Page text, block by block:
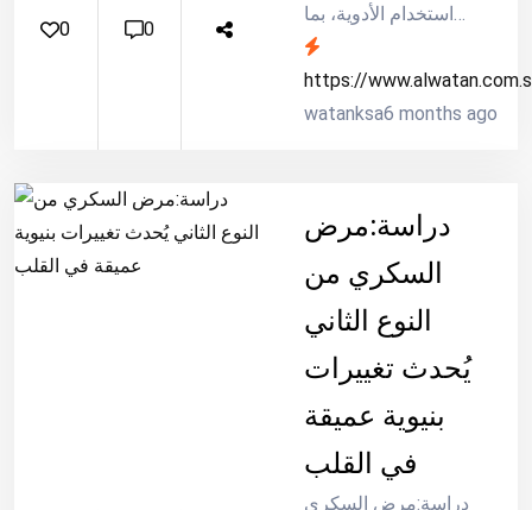
0 0
استخدام الأدوية، بما
في ذلك المكملات
الغذائية التي تم وصفها
أو التوصية بها، مثل
https://
watanksa6 months ago
دراسة:مرض
السكري من
النوع الثاني
يُحدث تغييرات
بنيوية عميقة
في القلب
دراسة:مرض السكري